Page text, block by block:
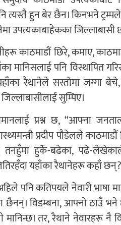
त्यस्तै हुन बेर छैन। किनभने
उपत्यकाबाहेकका जिल्लाबासी
काठमाडौं छिरे, कमाए,
मानिसलाई पनि विस्थापित
रैथानेले सस्तोमा जग्गा
सुम्पिए।
प्रश्न छ, “आफ्ना
प्रदीप पौडेलले
हुर्के-बढेका, पढे-
यहाँका रैथानेहरू कहाँ छन्?
पनि कतिपयले नेवारी भाषा
विडम्बना, आफ्नो ठाउँ भने
तर, रैथाने नेवारहरू